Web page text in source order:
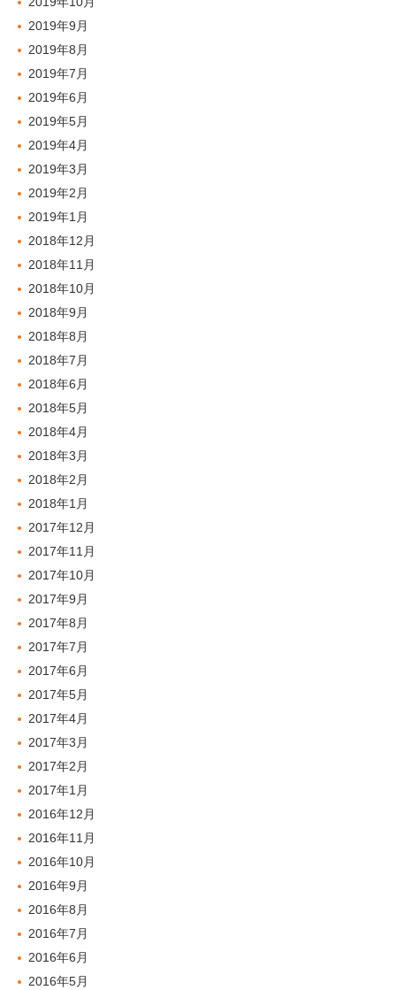
2019年9月
2019年8月
2019年7月
2019年6月
2019年5月
2019年4月
2019年3月
2019年2月
2019年1月
2018年12月
2018年11月
2018年10月
2018年9月
2018年8月
2018年7月
2018年6月
2018年5月
2018年4月
2018年3月
2018年2月
2018年1月
2017年12月
2017年11月
2017年10月
2017年9月
2017年8月
2017年7月
2017年6月
2017年5月
2017年4月
2017年3月
2017年2月
2017年1月
2016年12月
2016年11月
2016年10月
2016年9月
2016年8月
2016年7月
2016年6月
2016年5月